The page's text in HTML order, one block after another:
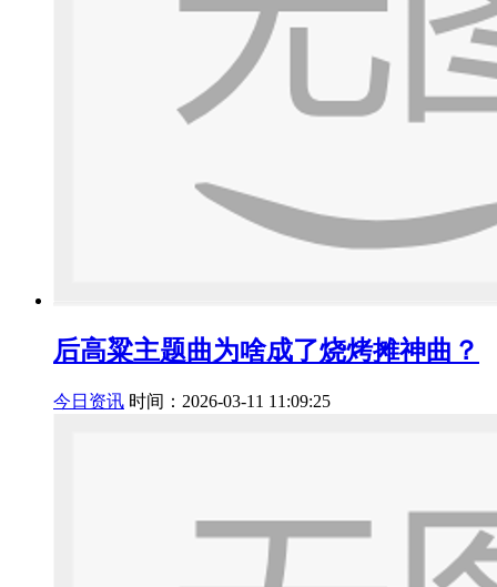
后高粱主题曲为啥成了烧烤摊神曲？
今日资讯 时间：2026-03-11 11:09:25